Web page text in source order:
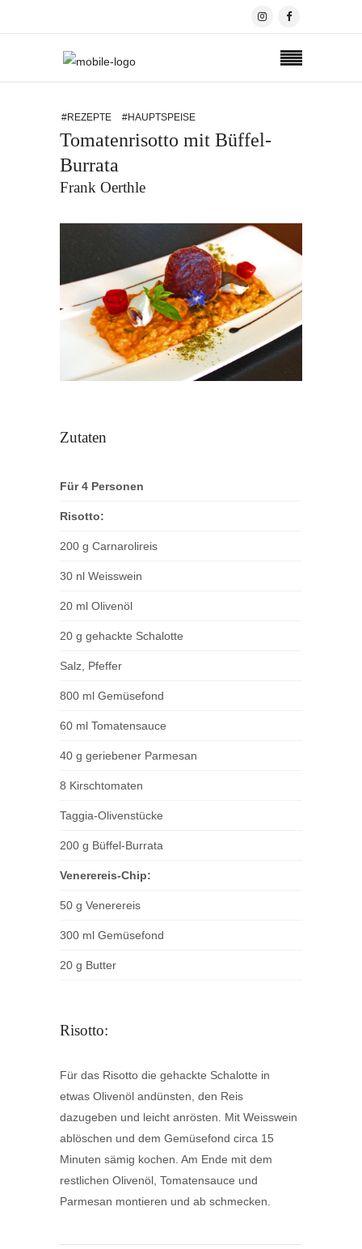
#REZEPTE #HAUPTSPEISE
Tomatenrisotto mit Büffel-
Burrata
Frank Oerthle
Zutaten
Für 4 Personen
Risotto:
200 g Carnarolireis
30 nl Weisswein
20 ml Olivenöl
20 g gehackte Schalotte
Salz, Pfeffer
800 ml Gemüsefond
60 ml Tomatensauce
40 g geriebener Parmesan
8 Kirschtomaten
Taggia-Olivenstücke
200 g Büffel-Burrata
Venerereis-Chip:
50 g Venerereis
300 ml Gemüsefond
20 g Butter
Risotto:
Für das Risotto die gehackte Schalotte in
etwas Olivenöl andünsten, den Reis
dazugeben und leicht anrösten. Mit Weisswein
ablöschen und dem Gemüsefond circa 15
Minuten sämig kochen. Am Ende mit dem
restlichen Olivenöl, Tomatensauce und
Parmesan montieren und ab schmecken.